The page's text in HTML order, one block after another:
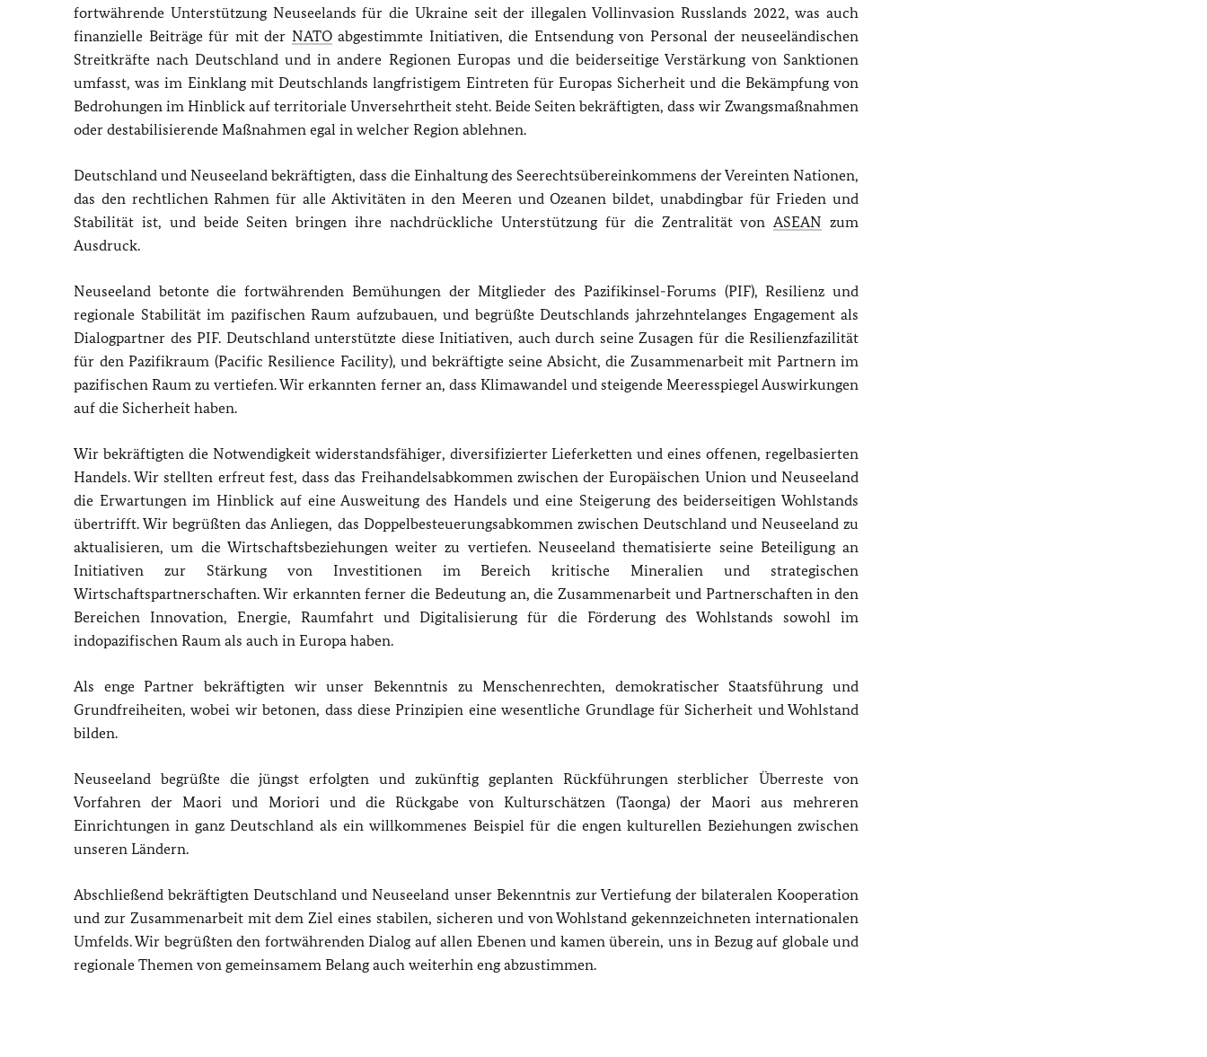
fortwährende Unterstützung Neuseelands für die Ukraine seit der illegalen Vollinvasion Russlands 2022, was auch
finanzielle Beiträge für mit der NATOabgestimmte Initiativen, die Entsendung von Personal der neuseeländischen
Streitkräfte nach Deutschland und in andere Regionen Europas und die beiderseitige Verstärkung von Sanktionen
umfasst, was im Einklang mit Deutschlands langfristigem Eintreten für Europas Sicherheit und die Bekämpfung von
Bedrohungen im Hinblick auf territoriale Unversehrtheit steht. Beide Seiten bekräftigten, dass wir Zwangsmaßnahmen
oder destabilisierende Maßnahmen egal in welcher Region ablehnen.
Deutschland und Neuseeland bekräftigten, dass die Einhaltung des Seerechtsübereinkommens der Vereinten Nationen,
das den rechtlichen Rahmen für alle Aktivitäten in den Meeren und Ozeanen bildet, unabdingbar für Frieden und
Stabilität ist, und beide Seiten bringen ihre nachdrückliche Unterstützung für die Zentralität vonASEAN zum
Ausdruck.
Neuseeland betonte die fortwährenden Bemühungen der Mitglieder des Pazifikinsel-Forums (PIF), Resilienz und
regionale Stabilität im pazifischen Raum aufzubauen, und begrüßte Deutschlands jahrzehntelanges Engagement als
Dialogpartner des PIF. Deutschland unterstützte diese Initiativen, auch durch seine Zusagen für die Resilienzfazilität
für den Pazifikraum (Pacific Resilience Facility), und bekräftigte seine Absicht, die Zusammenarbeit mit Partnern im
pazifischen Raum zu vertiefen. Wir erkannten ferner an, dass Klimawandel und steigende Meeresspiegel Auswirkungen
auf die Sicherheit haben.
Wir bekräftigten die Notwendigkeit widerstandsfähiger, diversifizierter Lieferketten und eines offenen, regelbasierten
Handels. Wir stellten erfreut fest, dass das Freihandelsabkommen zwischen der Europäischen Union und Neuseeland
die Erwartungen im Hinblick auf eine Ausweitung des Handels und eine Steigerung des beiderseitigen Wohlstands
übertrifft. Wir begrüßten das Anliegen, das Doppelbesteuerungsabkommen zwischen Deutschland und Neuseeland zu
aktualisieren, um die Wirtschaftsbeziehungen weiter zu vertiefen. Neuseeland thematisierte seine Beteiligung an
Initiativen zur Stärkung von Investitionen im Bereich kritische Mineralien und strategischen
Wirtschaftspartnerschaften. Wir erkannten ferner die Bedeutung an, die Zusammenarbeit und Partnerschaften in den
Bereichen Innovation, Energie, Raumfahrt und Digitalisierung für die Förderung des Wohlstands sowohl im
indopazifischen Raum als auch in Europa haben.
Als enge Partner bekräftigten wir unser Bekenntnis zu Menschenrechten, demokratischer Staatsführung und
Grundfreiheiten, wobei wir betonen, dass diese Prinzipien eine wesentliche Grundlage für Sicherheit und Wohlstand
bilden.
Neuseeland begrüßte die jüngst erfolgten und zukünftig geplanten Rückführungen sterblicher Überreste von
Vorfahren der Maori und Moriori und die Rückgabe von Kulturschätzen (Taonga) der Maori aus mehreren
Einrichtungen in ganz Deutschland als ein willkommenes Beispiel für die engen kulturellen Beziehungen zwischen
unseren Ländern.
Abschließend bekräftigten Deutschland und Neuseeland unser Bekenntnis zur Vertiefung der bilateralen Kooperation
und zur Zusammenarbeit mit dem Ziel eines stabilen, sicheren und von Wohlstand gekennzeichneten internationalen
Umfelds. Wir begrüßten den fortwährenden Dialog auf allen Ebenen und kamen überein, uns in Bezug auf globale und
regionale Themen von gemeinsamem Belang auch weiterhin eng abzustimmen.